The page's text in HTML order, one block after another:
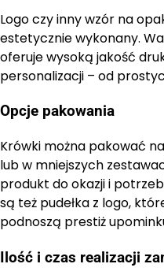
Logo czy inny wzór na
estetycznie wykonany.
oferuje wysoką jakość
personalizacji – od
Opcje pakowania
Krówki można pakować
lub w mniejszych
produkt do okazji i
są też pudełka z logo,
podnoszą prestiż
Ilość i czas realizacji